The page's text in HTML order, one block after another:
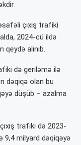
çıxış trafiki
2024-cü ildə
alınıb.
də geriləmə ilə
dəqiqə olan bu
düşüb – azalma
trafiki də 2023-
9,4 milyard dəqiqəyə